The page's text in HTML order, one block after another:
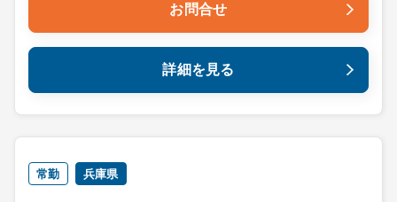
お問合せ
詳細を見る
常勤 兵庫県